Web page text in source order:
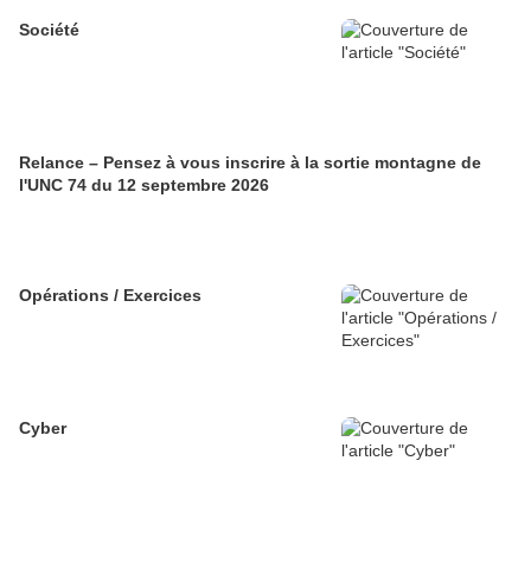
Société
Relance – Pensez à vous inscrire à la sortie montagne de
l'UNC 74 du 12 septembre 2026
Opérations / Exercices
Cyber